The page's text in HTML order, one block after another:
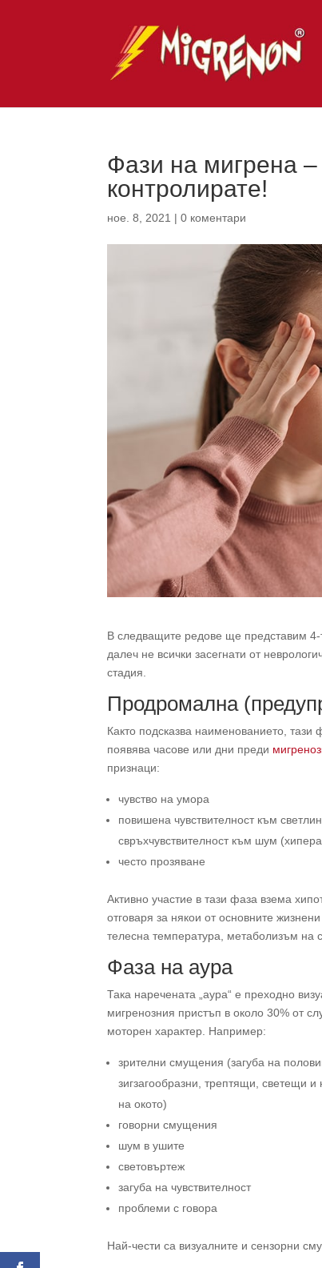
Фази на мигрена –
контролирате!
ное. 8, 2021 |0 коментари
В следващите редове ще представим
далеч не всички засегнати от
стадия.
Продромална
Както подсказва наименованието,
появява часове или дни преди
признаци:
чувство на умора
повишена чувствителност към
свръхчувствителност към шум
често прозяване
Активно участие в тази фаза взема
отговаря за някои от основните
телесна температура, метаболизъм на
Фаза на аура
Така наречената „аура“ е преходно
мигренозния пристъп в около 30% от
моторен характер. Например:
зрителни смущения (загуба на
зигзагообразни, трептящи, светещи
на окото)
говорни смущения
шум в ушите
световъртеж
загуба на чувствителност
проблеми с говора
Най-чести са визуалните и сензорни